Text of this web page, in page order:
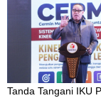
Tanda Tangani IKU